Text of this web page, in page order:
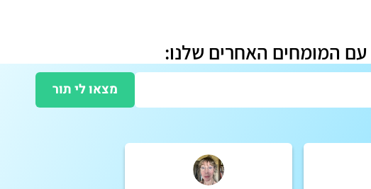
עם המומחים האחרים שלנו:
מצאו לי תור